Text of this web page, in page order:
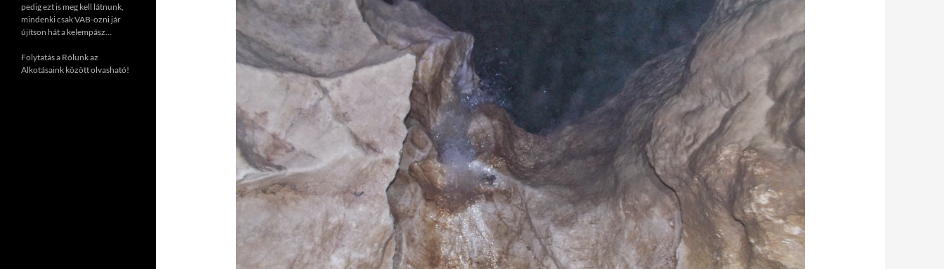
pedig ezt is meg kell látnunk,
mindenki csak VAB-ozni jár
újítson hát a kelempász...
Folytatás a Rólunk az
Alkotásaink között olvasható!